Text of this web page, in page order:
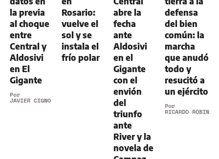
la previa
al choque
entre
Central y
Aldosivi
en El
Gigante
Por
JAVIER CIGNO
Rosario:
vuelve el
sol y se
instala el
frío polar
abre la
fecha
ante
Aldosivi
en el
Gigante
con el
envión
del
triunfo
ante
River y la
novela de
defensa
del bien
común: la
marcha
que anudó
todo y
resucitó a
un ejército
Por
RICARDO ROBINS